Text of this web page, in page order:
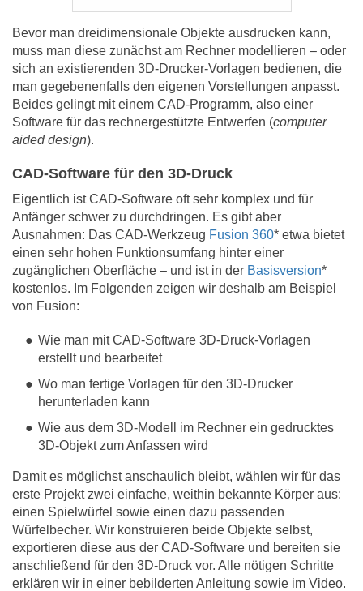
Bevor man dreidimensionale Objekte ausdrucken kann,
muss man diese zunächst am Rechner modellieren – oder
sich an existierenden 3D-Drucker-Vorlagen bedienen, die
man gegebenenfalls den eigenen Vorstellungen anpasst.
Beides gelingt mit einem CAD-Programm, also einer
Software für das rechnergestützte Entwerfen (computer
aided design).
CAD-Software für den 3D-Druck
Eigentlich ist CAD-Software oft sehr komplex und für
Anfänger schwer zu durchdringen. Es gibt aber
Ausnahmen: Das CAD-Werkzeug Fusion 360* etwa bietet
einen sehr hohen Funktionsumfang hinter einer
zugänglichen Oberfläche – und ist in der Basisversion*
kostenlos. Im Folgenden zeigen wir deshalb am Beispiel
von Fusion:
Wie man mit CAD-Software 3D-Druck-Vorlagen
erstellt und bearbeitet
Wo man fertige Vorlagen für den 3D-Drucker
herunterladen kann
Wie aus dem 3D-Modell im Rechner ein gedrucktes
3D-Objekt zum Anfassen wird
Damit es möglichst anschaulich bleibt, wählen wir für das
erste Projekt zwei einfache, weithin bekannte Körper aus:
einen Spielwürfel sowie einen dazu passenden
Würfelbecher. Wir konstruieren beide Objekte selbst,
exportieren diese aus der CAD-Software und bereiten sie
anschließend für den 3D-Druck vor. Alle nötigen Schritte
erklären wir in einer bebilderten Anleitung sowie im Video.